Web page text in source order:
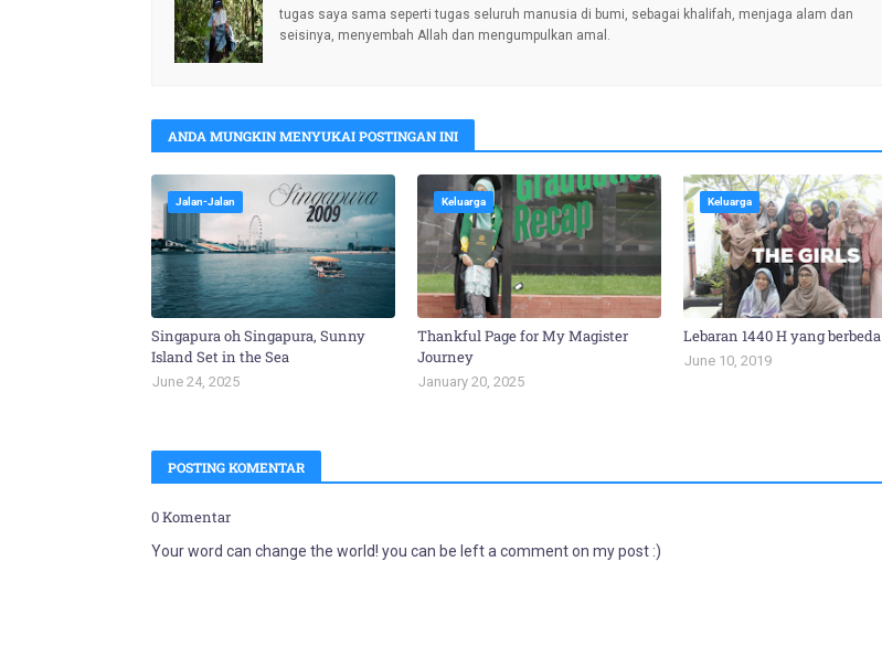
tugas saya sama seperti tugas seluruh manusia di bumi, sebagai khalifah, menjaga alam dan
seisinya, menyembah Allah dan mengumpulkan amal.
ANDA MUNGKIN MENYUKAI POSTINGAN INI
Jalan-Jalan
Singapura oh Singapura, Sunny
Island Set in the Sea
June 24, 2025
Keluarga
Thankful Page for My Magister
Journey
January 20, 2025
Keluarga
Lebaran 1440 H yang berbeda
June 10, 2019
POSTING KOMENTAR
0 Komentar
Your word can change the world! you can be left a comment on my post :)